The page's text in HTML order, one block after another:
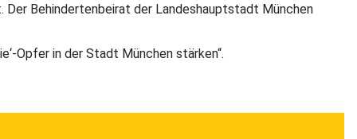
Der Behindertenbeirat der Landeshauptstadt München
Opfer in der Stadt München stärken“.